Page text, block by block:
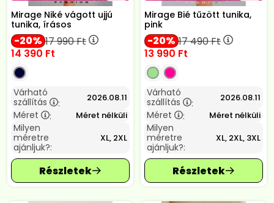
Mirage Niké vágott ujjú
tunika, írásos
20 17 990Ft
14 390 Ft
Várható
szállítás
: 2026.08.11
Méret : Méret nélküli
Milyen
méretre
ajánljuk?:
XL, 2XL
Mirage Bié tűzött tunika,
pink
20 17 490Ft
13 990 Ft
Várható
szállítás
: 2026.08.11
Méret : Méret nélküli
Milyen
méretre
ajánljuk?:
XL, 2XL, 3XL